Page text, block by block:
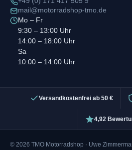
mail@motorradshop-tmo.de
Mo – Fr
9:30 – 13:00 Uhr
14:00 – 18:00 Uhr
Sa
10:00 – 14:00 Uhr
Versandkostenfrei ab 50 €
4,92
© 2026 TMO Motorradshop · Uwe